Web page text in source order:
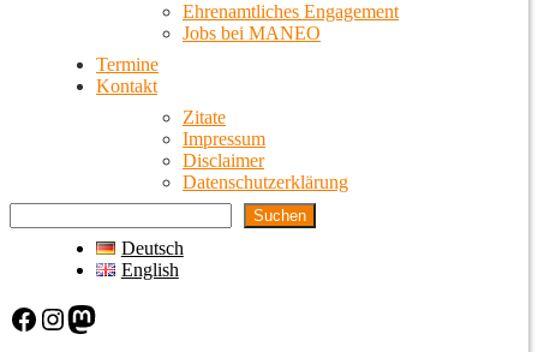
Ehrenamtliches Engagement
Jobs bei MANEO
Termine
Kontakt
Zitate
Impressum
Disclaimer
Datenschutzerklärung
Suchen
Deutsch
English
Facebook Instagram Mastodon